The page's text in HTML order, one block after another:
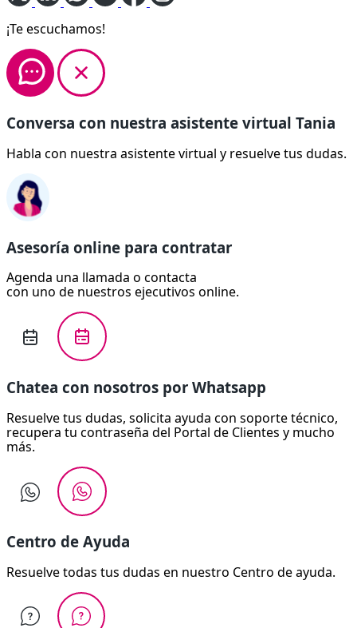
¡Te escuchamos!
Conversa con nuestra asistente virtual Tania
Habla con nuestra asistente virtual y resuelve tus dudas.
Asesoría online para contratar
Agenda una llamada o contacta
con uno de nuestros ejecutivos online.
Chatea con nosotros por Whatsapp
Resuelve tus dudas, solicita ayuda con soporte técnico,
recupera tu contraseña del Portal de Clientes y mucho
más.
Centro de Ayuda
Resuelve todas tus dudas en nuestro Centro de ayuda.